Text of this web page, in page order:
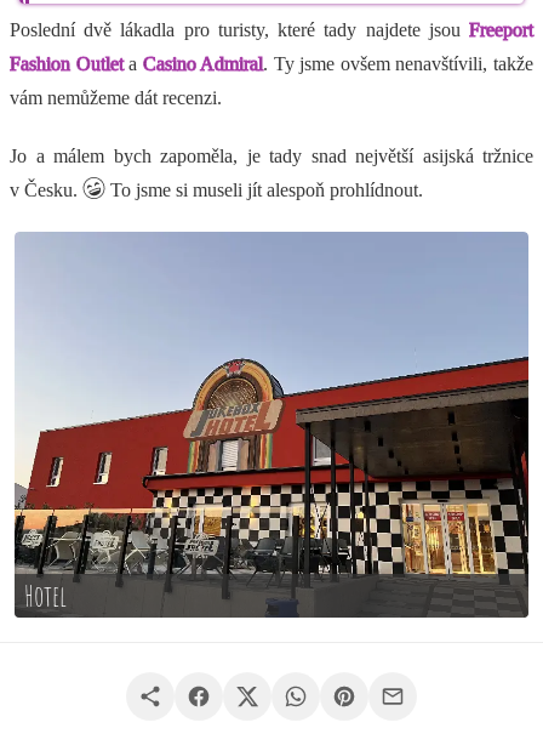
Poslední dvě lákadla pro turisty, které tady najdete jsou Freeport
Fashion Outleta Casino Admiral. Ty jsme ovšem nenavštívili, takže
vám nemůžeme dát recenzi.
Jo a málem bych zapoměla, je tady snad největší asijská tržnice
v Česku.
To jsme si museli jít alespoň prohlídnout.
Hotel